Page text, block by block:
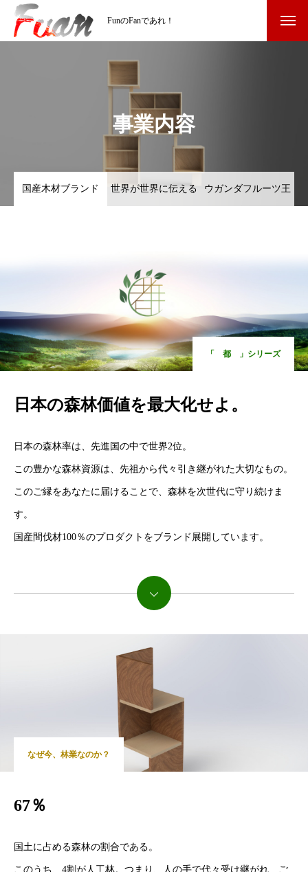
FunのFanであれ！
事業内容
国産木材ブランド 世界が世界に伝える ウガンダフルーツ王
「 都 」シリーズ
日本の森林価値を最大化せよ。
日本の森林率は、先進国の中で世界2位。
この豊かな森林資源は、先祖から代々引き継がれた大切なもの。
このご縁をあなたに届けることで、森林を次世代に守り続けま
す。
国産間伐材100％のプロダクトをブランド展開しています。
続きを読む
なぜ今、林業なのか？
67％
国土に占める森林の割合である。
このうち、4割が人工林。つまり、人の手で代々受け継がれ、ご